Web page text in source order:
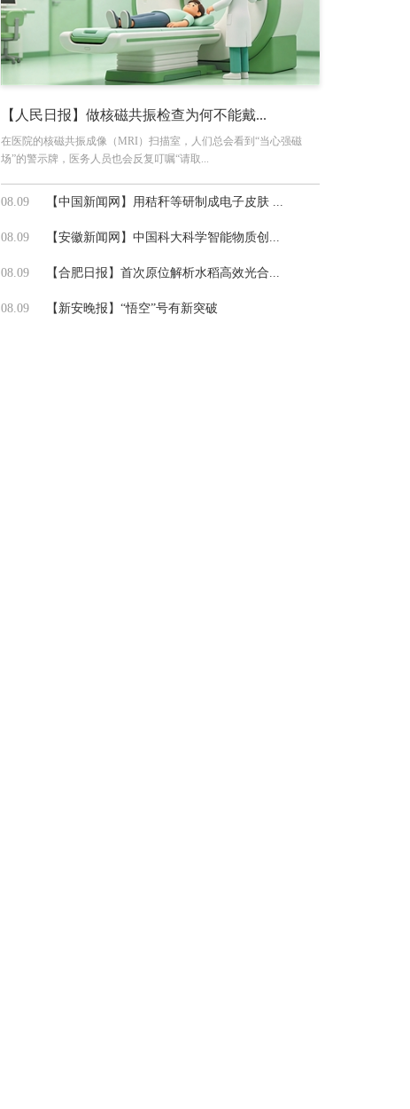
【人民日报】做核磁共振检查为何不能戴...
在医院的核磁共振成像（MRI）扫描室，人们总会看到“当心强磁
场”的警示牌，医务人员也会反复叮嘱“请取...
08.09 【中国新闻网】用秸秆等研制成电子皮肤 ...
08.09 【安徽新闻网】中国科大科学智能物质创...
08.09 【合肥日报】首次原位解析水稻高效光合...
08.09 【新安晚报】“悟空”号有新突破